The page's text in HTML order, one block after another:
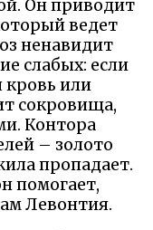
Он приводит
ведет
ненавидит
слабых: если
кровь или
сокровища,
Контора
– золото
пропадает.
помогает,
Левонтия.